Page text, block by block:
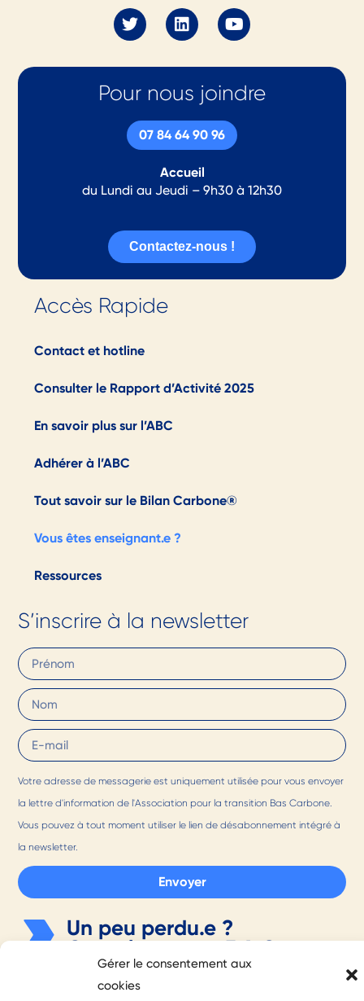
Gérer le consentement aux
cookies
2026 ?
(re)Découvrez nos offres
Pour nous joindre
07 84 64 90 96
Accueil
du Lundi au Jeudi – 9h30 à 12h30
Contactez-nous !
Accès Rapide
Contact et hotline
Consulter le Rapport d’Activité 2025
En savoir plus sur l’ABC
Adhérer à l’ABC
Tout savoir sur le Bilan Carbone®
Vous êtes enseignant.e ?
Ressources
S’inscrire à la newsletter
Votre adresse de messagerie est uniquement utilisée pour vous envoyer
la lettre d'information de l'Association pour la transition Bas Carbone.
Vous pouvez à tout moment utiliser le lien de désabonnement intégré à
la newsletter.
Envoyer
Un peu perdu.e ?
Consultez notreF.A.Q.